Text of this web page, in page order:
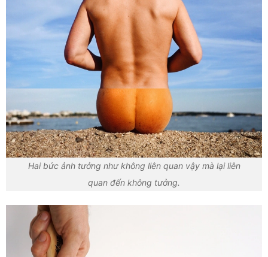
Hai bức ảnh tưởng như không liên quan vậy mà lại liên
quan đến không tưởng.